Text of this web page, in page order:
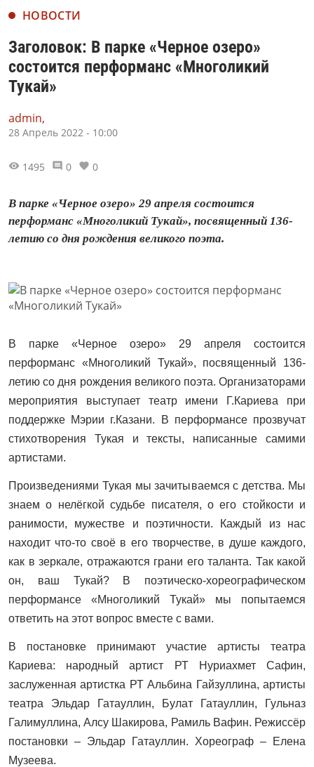
НОВОСТИ
Заголовок: В парке «Черное озеро»
состоится перформанс «Многоликий
Тукай»
admin,
28 Апрель 2022 - 10:00
1495 0 0
В парке «Черное озеро» 29 апреля состоится
перформанс «Многоликий Тукай», посвященный 136-
летию со дня рождения великого поэта.
В парке «Черное озеро» 29 апреля состоится
перформанс «Многоликий Тукай», посвященный 136-
летию со дня рождения великого поэта. Организаторами
мероприятия выступает театр имени Г.Кариева при
поддержке Мэрии г.Казани. В перформансе прозвучат
стихотворения Тукая и тексты, написанные самими
артистами.
Произведениями Тукая мы зачитываемся с детства. Мы
знаем о нелёгкой судьбе писателя, о его стойкости и
ранимости, мужестве и поэтичности. Каждый из нас
находит что-то своё в его творчестве, в душе каждого,
как в зеркале, отражаются грани его таланта. Так какой
он, ваш Тукай? В поэтическо-хореографическом
перформансе «Многоликий Тукай» мы попытаемся
ответить на этот вопрос вместе с вами.
В постановке принимают участие артисты театра
Кариева: народный артист РТ Нуриахмет Сафин,
заслуженная артистка РТ Альбина Гайзуллина, артисты
театра Эльдар Гатауллин, Булат Гатауллин, Гульназ
Галимуллина, Алсу Шакирова, Рамиль Вафин. Режиссёр
постановки – Эльдар Гатауллин. Хореограф – Елена
Музеева.